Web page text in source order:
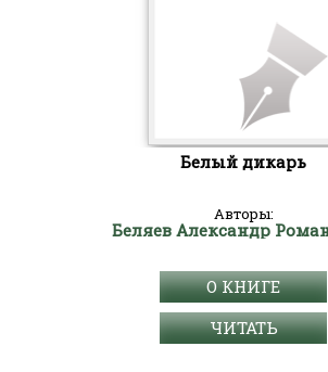
Белый дикарь
Авторы:
Беляев Александр
О КНИГЕ
ЧИТАТЬ